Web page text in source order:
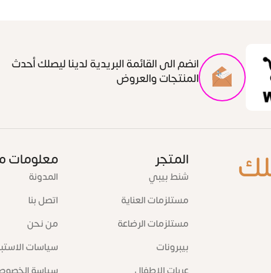
انضم الى القائمة البريدية لدينا ليصلك أحدث
المنتجات والعروض
المتجر
شنط بيبي
مستلزمات العناية
مستلزمات الرضاعة
بيبرونات
معلومات
المدونة
اتصل بنا
من نحن
سياسات